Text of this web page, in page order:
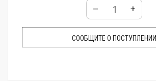
– +
СООБЩИТЕ О ПОСТУПЛЕНИИ